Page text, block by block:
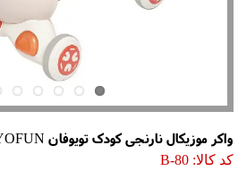
واکر موزیکال نارنجی کودک تویوفان TOYOFUN
کد کالا: B-80